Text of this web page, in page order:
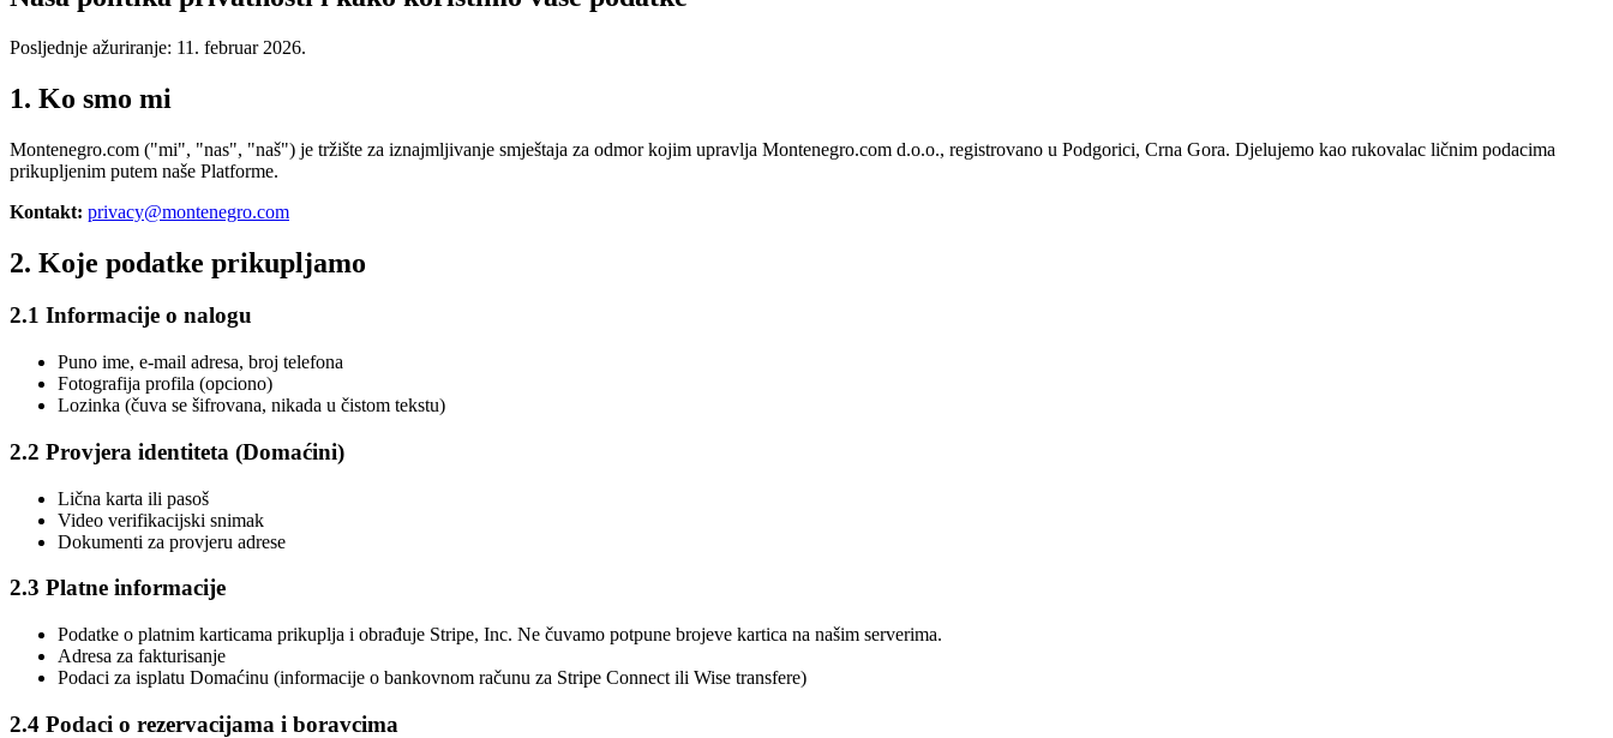
Posljednje ažuriranje: 11. februar 2026.
1. Ko smo mi
Montenegro.com ("mi", "nas", "naš") je tržište za iznajmljivanje smještaja za odmor kojim upravlja Montenegro.com d.o.o., registrovano u Podgorici, Crna Gora. Djelujemo kao rukovalac ličnim podacima
prikupljenim putem naše Platforme.
Kontakt: privacy@montenegro.com
2. Koje podatke prikupljamo
2.1 Informacije o nalogu
Puno ime, e-mail adresa, broj telefona
Fotografija profila (opciono)
Lozinka (čuva se šifrovana, nikada u čistom tekstu)
2.2 Provjera identiteta (Domaćini)
Lična karta ili pasoš
Video verifikacijski snimak
Dokumenti za provjeru adrese
2.3 Platne informacije
Podatke o platnim karticama prikuplja i obrađuje Stripe, Inc. Ne čuvamo potpune brojeve kartica na našim serverima.
Adresa za fakturisanje
Podaci za isplatu Domaćinu (informacije o bankovnom računu za Stripe Connect ili Wise transfere)
2.4 Podaci o rezervacijama i boravcima